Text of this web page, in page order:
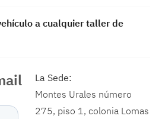
a cualquier taller de
La Sede:
Montes Urales número
275, piso 1, colonia Lomas